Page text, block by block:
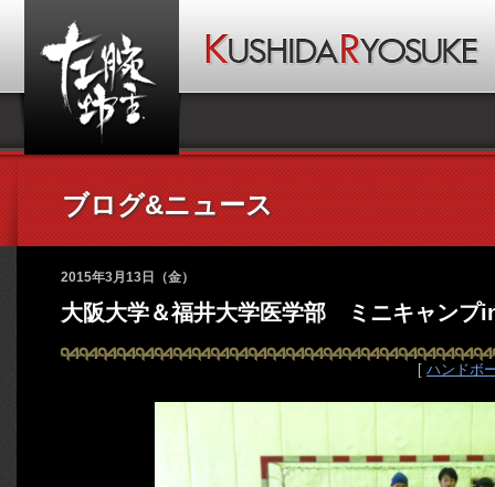
ブログ&ニュース
2015年3月13日（金）
大阪大学＆福井大学医学部 ミニキャンプ
[ ハンドボ